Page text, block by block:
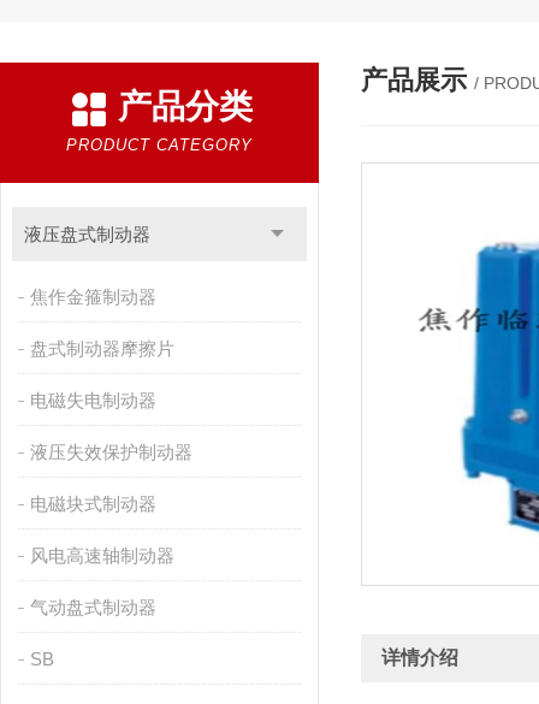
产品分类
PRODUCT CATEGORY
液压盘式制动器
焦作金箍制动器
盘式制动器摩擦片
电磁失电制动器
液压失效保护制动器
电磁块式制动器
风电高速轴制动器
气动盘式制动器
SB
产品展示 /
详情介绍